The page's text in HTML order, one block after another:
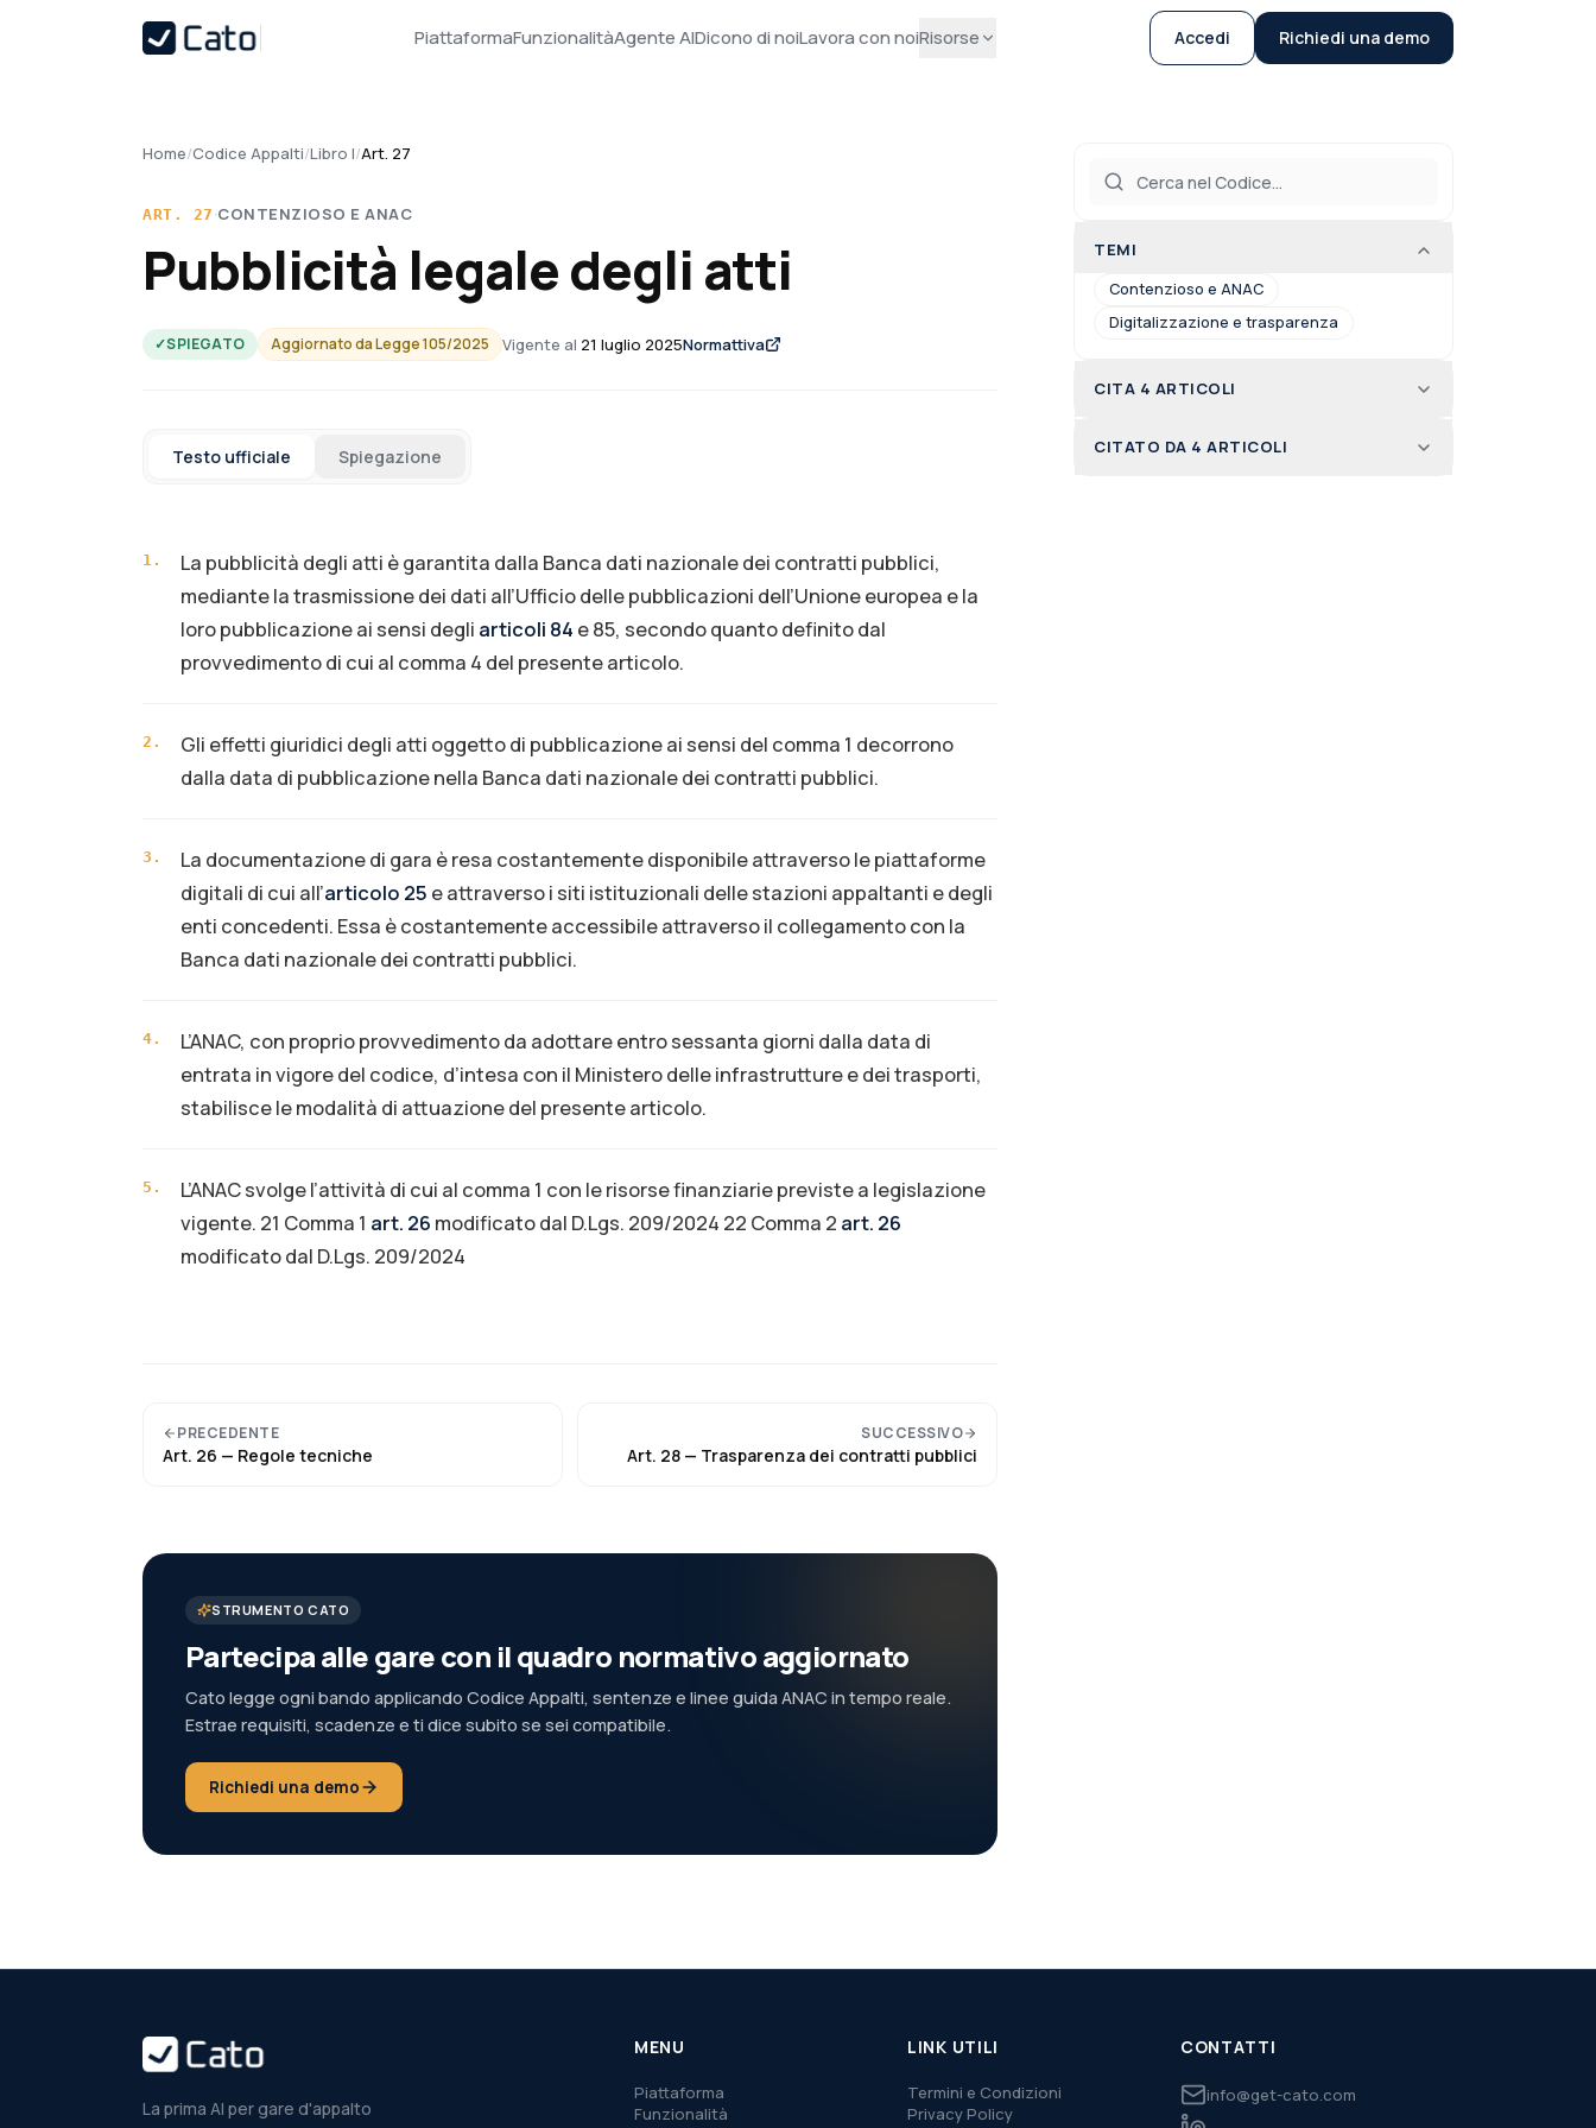
PiattaformaFunzionalitàAgente AIDicono di noiLavora con noiRisorse Accedi Richiedi una demo
Home/Codice Appalti/Libro I/Art. 27
ART. 27 ·CONTENZIOSO E ANAC
Pubblicità legale degli atti
✓SPIEGATO Aggiornato daLegge 105/2025 Vigente al 21 luglio 2025Normattiva
Testo ufficiale Spiegazione
1.
La pubblicità degli atti è garantita dalla Banca dati nazionale dei contratti pubblici,
mediante la trasmissione dei dati all’Ufficio delle pubblicazioni dell’Unione europea e la
loro pubblicazione ai sensi degli articoli 84 e 85, secondo quanto definito dal
provvedimento di cui al comma 4 del presente articolo.
2 .
Gli effetti giuridici degli atti oggetto di pubblicazione ai sensi del comma 1 decorrono
dalla data di pubblicazione nella Banca dati nazionale dei contratti pubblici.
3 .
La documentazione di gara è resa costantemente disponibile attraverso le piattaforme
digitali di cui all’articolo 25 e attraverso i siti istituzionali delle stazioni appaltanti e degli
enti concedenti. Essa è costantemente accessibile attraverso il collegamento con la
Banca dati nazionale dei contratti pubblici.
4.
L’ANAC, con proprio provvedimento da adottare entro sessanta giorni dalla data di
entrata in vigore del codice, d’intesa con il Ministero delle infrastrutture e dei trasporti,
stabilisce le modalità di attuazione del presente articolo.
5 .
L’ANAC svolge l’attività di cui al comma 1 con le risorse finanziarie previste a legislazione
vigente. 21 Comma 1 art. 26 modificato dal D.Lgs. 209/2024 22 Comma 2 art. 26
modificato dal D.Lgs. 209/2024
PRECEDENTE
Art. 26 — Regole tecniche
SUCCESSIVO
Art. 28 — Trasparenza dei contratti pubblici
STRUMENTO CATO
Partecipa alle gare con il quadro normativo aggiornato
Cato legge ogni bando applicando Codice Appalti, sentenze e linee guida ANAC in tempo reale.
Estrae requisiti, scadenze e ti dice subito se sei compatibile.
Richiedi una demo
TEMI
Contenzioso e ANAC
Digitalizzazione e trasparenza
CITA 4 ARTICOLI
CITATO DA 4 ARTICOLI
La prima AI per gare d'appalto
MENU
Piattaforma
Funzionalità
LINK UTILI
Termini e Condizioni
Privacy Policy
CONTATTI
info@get-cato.com